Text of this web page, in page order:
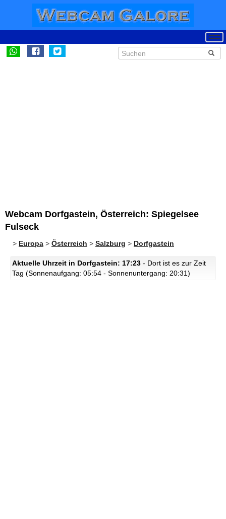
Webcam Dorfgastein, Österreich: Spiegelsee
Fulseck
> Europa > Österreich > Salzburg > Dorfgastein
Aktuelle Uhrzeit in Dorfgastein: 17:23 - Dort ist es zur Zeit
Tag (Sonnenaufgang: 05:54 - Sonnenuntergang: 20:31)